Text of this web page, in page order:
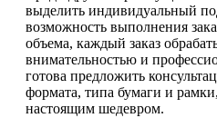
выделить индивидуальный
возможность выполнения
объема, каждый заказ
внимательностью и
готова предложить
формата, типа бумаги и
настоящим шедевром.